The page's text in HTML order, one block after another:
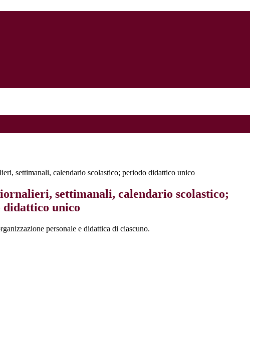
settimanali, calendario scolastico; periodo didattico unico
settimanali, calendario scolastico;
didattico unico
personale e didattica di ciascuno.